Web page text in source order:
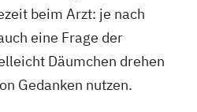
beim Arzt: je nach
eine Frage der
Däumchen drehen
Gedanken nutzen.